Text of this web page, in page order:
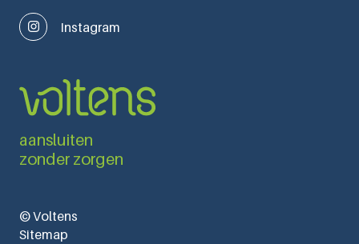
Instagram
aansluiten
zonder zorgen
© Voltens
Sitemap